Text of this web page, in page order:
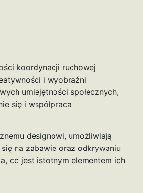
koordynacji ruchowej
i wyobraźni
umiejętności społecznych,
się i współpraca
designowi, umożliwiają
na zabawie oraz odkrywaniu
co jest istotnym elementem ich